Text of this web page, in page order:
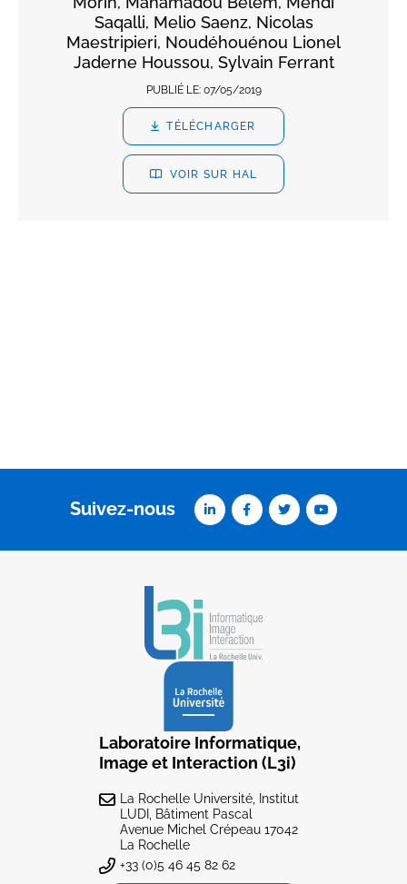
Saqalli, Melio Saenz, Nicolas
Maestripieri, Noudéhouénou Lionel
Jaderne Houssou, Sylvain Ferrant
PUBLIÉ LE: 07/05/2019
TÉLÉCHARGER
VOIR SUR HAL
Suivez-nous
Laboratoire Informatique,
Image et Interaction (L3i)
La Rochelle Université, Institut
LUDI, Bâtiment Pascal
Avenue Michel Crépeau 17042
La Rochelle
+33 (0)5 46 45 82 62